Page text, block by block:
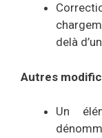
delà
Autres
Un